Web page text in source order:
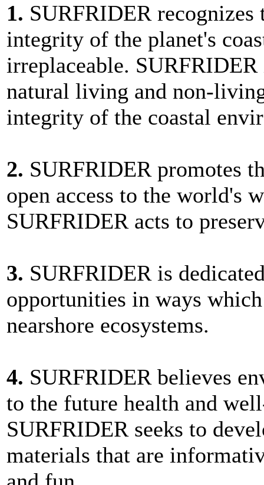
1. SURFRIDER
integrity of the planet's
irreplaceable.
natural living and non-
integrity of the coastal
2. SURFRIDER promotes
open access to the world's
SURFRIDER acts to
3. SURFRIDER is
opportunities in ways
nearshore ecosystems.
4. SURFRIDER believes
to the future health and
SURFRIDER seeks to
materials that are